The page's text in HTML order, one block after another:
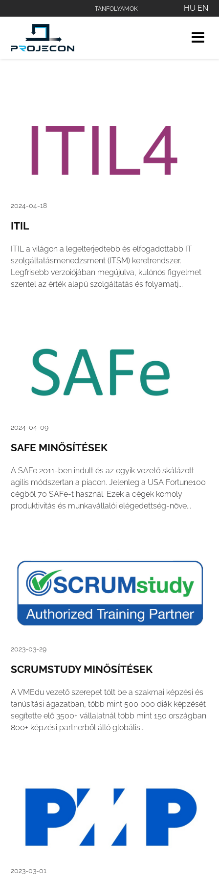
TANFOLYAMOK HU EN
2024-04-18
ITIL
ITIL a világon a legelterjedtebb és elfogadottabb IT
szolgáltatásmenedzsment (ITSM) keretrendszer.
Legfrisebb verzoiójában megújulva, különös figyelmet
szentel az érték alapú szolgáltatás és folyamatj...
2024-04-09
SAFE MINŐSÍTÉSEK
A SAFe 2011-ben indult és az egyik vezető skálázott
agilis módszertan a piacon. Jelenleg a USA Fortune100
cégből 70 SAFe-t használ. Ezek a cégek komoly
produktivitás és munkavállalói elégedettség-növe...
2023-03-29
SCRUMSTUDY MINŐSÍTÉSEK
A VMEdu vezető szerepet tölt be a szakmai képzési és
tanúsítási ágazatban, több mint 500 000 diák képzését
segítette elő 3500+ vállalatnál több mint 150 országban
800+ képzési partnerből álló globális...
2023-03-01